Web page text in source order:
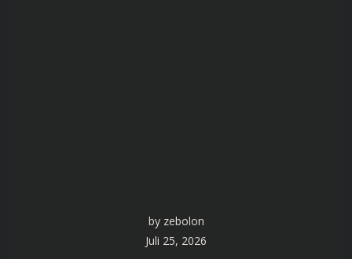
by zebolon
Juli 25, 2026